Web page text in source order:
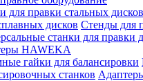
для правки стальных дисков
дисков Стенды для
станки для правки
HAWEKA
гайки для балансировки
станков